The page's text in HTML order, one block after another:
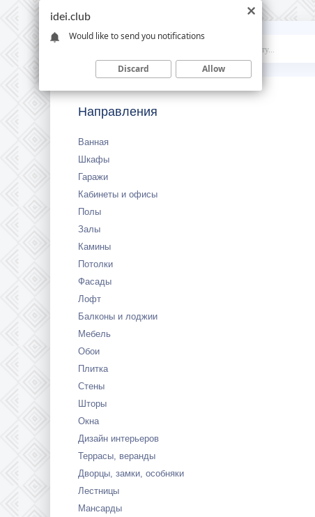
Idei
Направления
Ванная
Шкафы
Гаражи
Кабинеты и офисы
Полы
Залы
Камины
Потолки
Фасады
Лофт
Балконы и лоджии
Мебель
Обои
Плитка
Стены
Шторы
Окна
Дизайн интерьеров
Террасы, веранды
Дворцы, замки, особняки
Лестницы
Мансарды
idei.club
Would like to send you notifications
Discard Allow